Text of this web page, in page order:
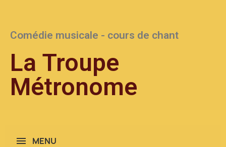
Comédie musicale - cours de chant
La Troupe
Métronome
MENU